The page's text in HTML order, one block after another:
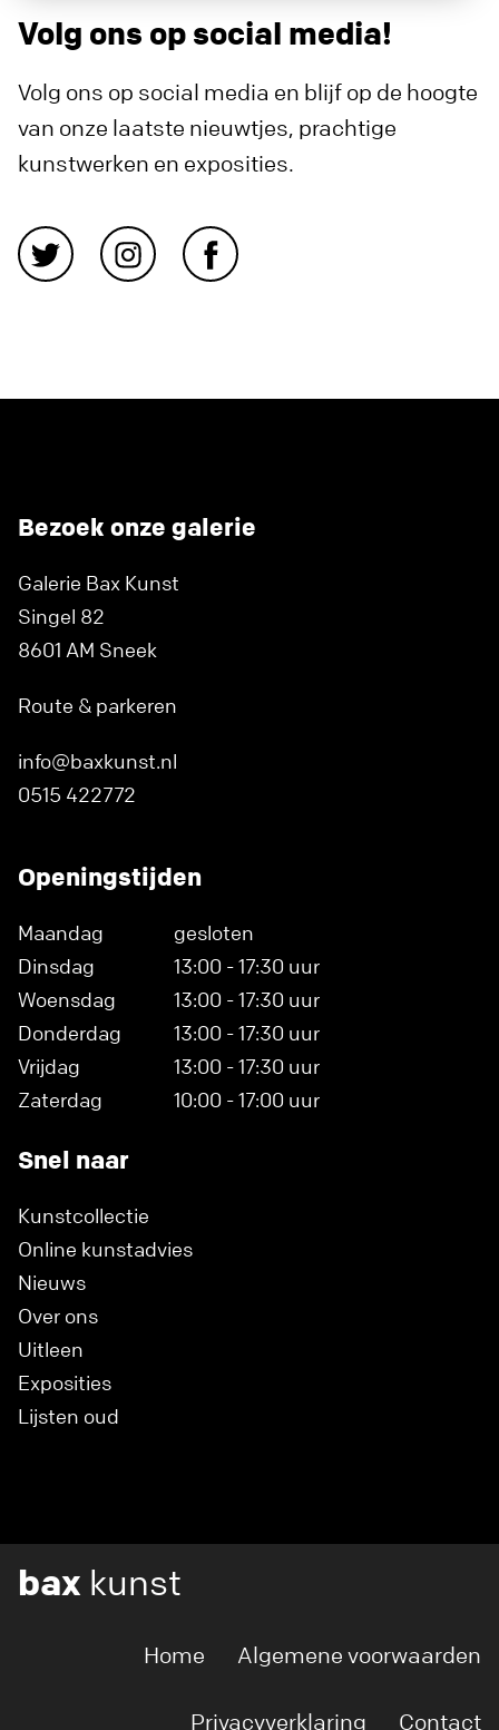
Volg ons op social media!
Volg ons op social media en blijf op de hoogte
van onze laatste nieuwtjes, prachtige
kunstwerken en exposities.
Bezoek onze galerie
Galerie Bax Kunst
Singel 82
8601 AM Sneek
Route & parkeren
info@baxkunst.nl
0515 422772
Openingstijden
Maandag
gesloten
Dinsdag
13:00 - 17:30 uur
Woensdag
13:00 - 17:30 uur
Donderdag
13:00 - 17:30 uur
Vrijdag
13:00 - 17:30 uur
Zaterdag
10:00 - 17:00 uur
Snel naar
Kunstcollectie
Online kunstadvies
Nieuws
Over ons
Uitleen
Exposities
Lijsten oud
bax kunst
Home Algemene voorwaarden
Privacyverklaring Contact